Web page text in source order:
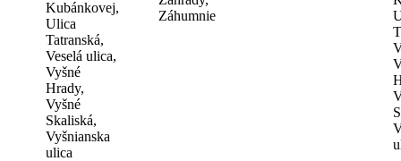
Kubánkovej,
Ulica
Tatranská,
Veselá ulica,
Vyšné
Hrady,
Vyšné
Skaliská,
Vyšnianska
ulica
Záhumnie